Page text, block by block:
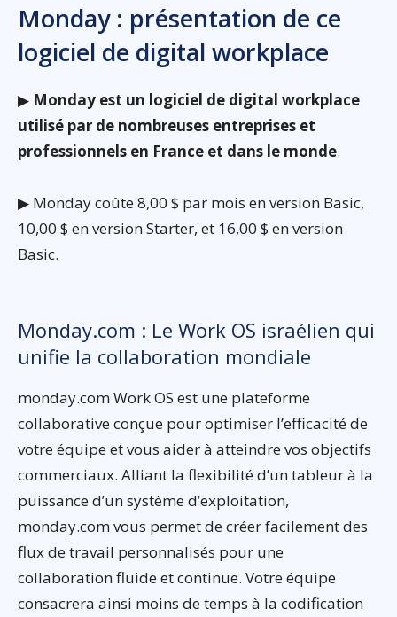
Monday : présentation de ce
logiciel de digital workplace
▶ Monday est un logiciel de digital workplace
utilisé par de nombreuses entreprises et
professionnels en France et dans le monde.
▶ Monday coûte 8,00 $ par mois en version Basic,
10,00 $ en version Starter, et 16,00 $ en version
Basic.
Monday.com : Le Work OS israélien qui
unifie la collaboration mondiale
monday.com Work OS est une plateforme
collaborative conçue pour optimiser l’efficacité de
votre équipe et vous aider à atteindre vos objectifs
commerciaux. Alliant la flexibilité d’un tableur à la
puissance d’un système d’exploitation,
monday.com vous permet de créer facilement des
flux de travail personnalisés pour une
collaboration fluide et continue. Votre équipe
consacrera ainsi moins de temps à la codification